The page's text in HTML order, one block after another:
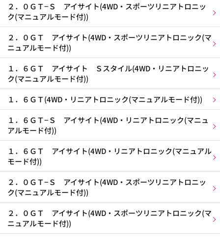
２．０ＧＴ−Ｓ アイサイト(4WD・スポーツリニアトロニッ
ク(マニュアルモード付))
２．０ＧＴ アイサイト(4WD・スポーツリニアトロニック(マ
ニュアルモード付))
１．６ＧＴ アイサイト Ｓスタイル(4WD・リニアトロニッ
ク(マニュアルモード付))
１．６ＧＴ(4WD・リニアトロニック(マニュアルモード付))
１．６ＧＴ−Ｓ アイサイト(4WD・リニアトロニック(マニュ
アルモード付))
１．６ＧＴ アイサイト(4WD・リニアトロニック(マニュアル
モード付))
２．０ＧＴ−Ｓ アイサイト(4WD・スポーツリニアトロニッ
ク(マニュアルモード付))
２．０ＧＴ アイサイト(4WD・スポーツリニアトロニック(マ
ニュアルモード付))